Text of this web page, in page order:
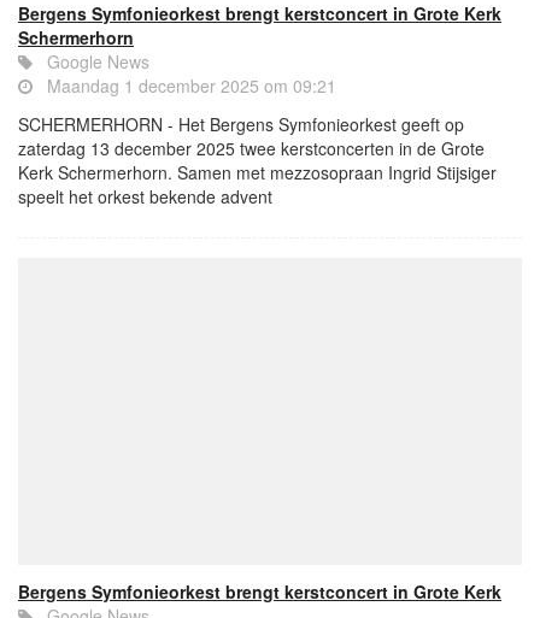
Bergens Symfonieorkest brengt kerstconcert in Grote Kerk
Schermerhorn
Google News
Maandag 1 december 2025 om 09:21
SCHERMERHORN - Het Bergens Symfonieorkest geeft op
zaterdag 13 december 2025 twee kerstconcerten in de Grote
Kerk Schermerhorn. Samen met mezzosopraan Ingrid Stijsiger
speelt het orkest bekende advent
Bergens Symfonieorkest brengt kerstconcert in Grote Kerk